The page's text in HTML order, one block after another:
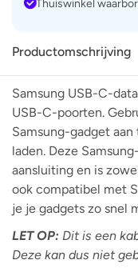
Thuiswinkel
Productomschrijving
Samsung USB-C-
USB-C-poorten.
Samsung-gadget
laden. Deze
aansluiting en is
ook compatibel met
je je gadgets zo snel
LET OP: Dit is een
Deze kan dus niet